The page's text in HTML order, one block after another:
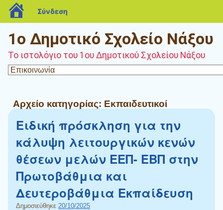
1ο Δημοτικό Σχολείο Νάξου
Το ιστολόγιο του 1ου Δημοτικού Σχολείου Νάξου
Αρχείο κατηγορίας: Εκπαιδευτικοί
Ειδική πρόσκληση για την
κάλυψη λειτουργικών κενών
θέσεων μελών ΕΕΠ- ΕΒΠ στην
Πρωτοβάθμια και
Δευτεροβάθμια Εκπαίδευση
Δημοσιεύθηκε 20/10/2025
blogs.sch.gr
Σύνδεση